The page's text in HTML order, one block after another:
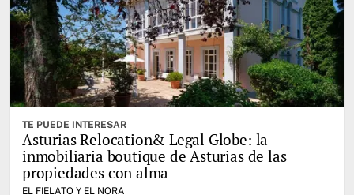
TE PUEDE INTERESAR
Asturias Relocation& Legal Globe: la
inmobiliaria boutique de Asturias de las
propiedades con alma
EL FIELATO Y EL NORA